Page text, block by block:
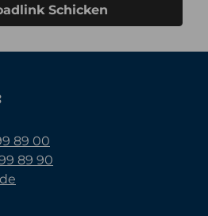
Schicken
89 00
89 90